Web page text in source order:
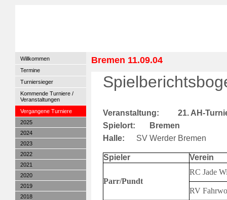
Willkommen
Termine
Turniersieger
Kommende Turniere /
Veranstaltungen
Vergangene Turniere
2025
2024
2023
2022
2021
2020
2019
2018
Bremen 11.09.04
Veranstaltung:
21. AH-
Spielort:
Bremen
Halle:
SV Werder Bremen
Spieler Verein
Parr/Pundt
RC Jade
RV